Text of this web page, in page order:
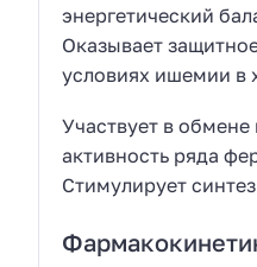
энергетический
Оказывает
условиях ишемии в
Участвует в
активность ряда
Стимулирует